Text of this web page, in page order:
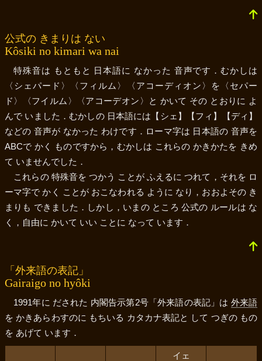
公式の きまりは ない
Kôsiki no kimari wa nai
特殊音は もともと 日本語に なかった 音声です．むかしは
〈シェパード〉
〈フィルム〉 〈アコーディオン〉 を
〈セパー
ド〉
〈フイルム〉 〈アコーデオン〉
と かいて その とおりに よ
んで いました．むかしの 日本語には 【シェ】 【フィ】
【ディ】
などの 音声が なかった わけです．ローマ字は 日本語の 音声を
ABCで かく ものですから，むかしは これらの かきかたを きめ
て いませんでした．
これらの 特殊音を つかう ことが ふえるに つれて，それを ロ
ーマ字で かく ことが おこなわれる ように なり，おおよその き
まりも できました．しかし，いまの ところ 公式の ルールは な
く，自由に かいて いい ことに なって います．
「外来語の表記」
Gairaigo no hyôki
1991年に だされた 内閣告示第2号「外来語の表記」は 外来語
を かきあらわすのに もちいる カタカナ表記と して つぎの もの
を あげて います．
イェ